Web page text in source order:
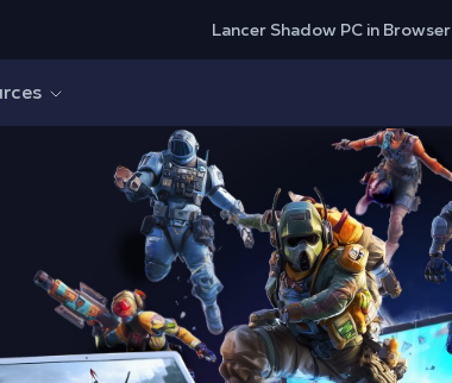
Lancer Shadow PC in Browser